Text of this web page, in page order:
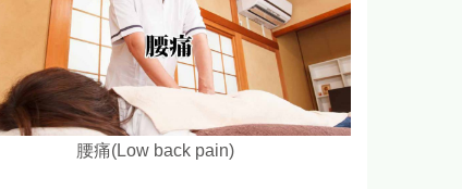
腰痛(Low back pain)